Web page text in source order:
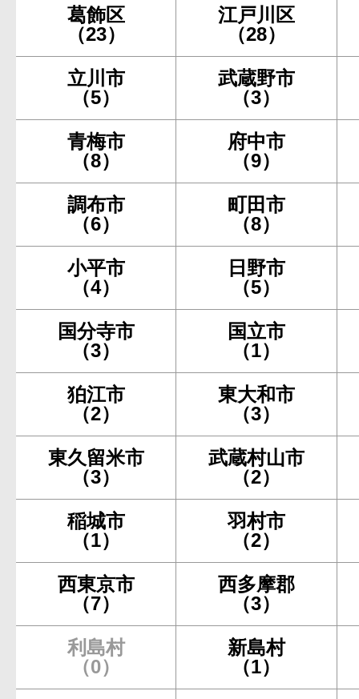
葛飾区
（23）
江戸川区
（28）
立川市
（5）
武蔵野市
（3）
青梅市
（8）
府中市
（9）
調布市
（6）
町田市
（8）
小平市
（4）
日野市
（5）
国分寺市
（3）
国立市
（1）
狛江市
（2）
東大和市
（3）
東久留米市
（3）
武蔵村山市
（2）
稲城市
（1）
羽村市
（2）
西東京市
（7）
西多摩郡
（3）
利島村
（0）
新島村
（1）